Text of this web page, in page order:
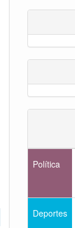
Política
Deportes